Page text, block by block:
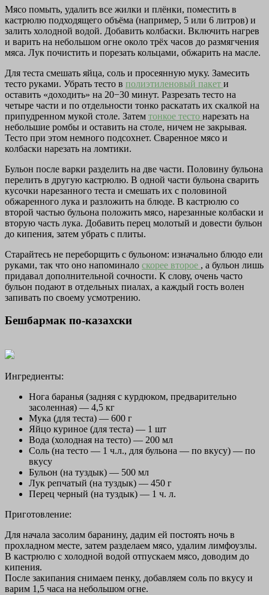
Мясо помыть, удалить все жилки и плёнки, поместить в
кастрюлю подходящего объёма (например, 5 или 6 литров) и
залить холодной водой. Добавить колбаски. Включить нагрев
и варить на небольшом огне около трёх часов до размягчения
мяса. Лук почистить и порезать кольцами, обжарить на масле.
Для теста смешать яйца, соль и просеянную муку. Замесить
тесто руками. Убрать тесто в полиэтиленовый пакет и
оставить «доходить» на 20−30 минут. Разрезать тесто на
четыре части и по отдельности тонко раскатать их скалкой на
припудренном мукой столе. Затем тонкое тесто нарезать на
небольшие ромбы и оставить на столе, ничем не закрывая.
Тесто при этом немного подсохнет. Сваренное мясо и
колбаски нарезать на ломтики.
Бульон после варки разделить на две части. Половину бульона
перелить в другую кастрюлю. В одной части бульона сварить
кусочки нарезанного теста и смешать их с половиной
обжаренного лука и разложить на блюде. В кастрюлю со
второй частью бульона положить мясо, нарезанные колбаски и
вторую часть лука. Добавить перец молотый и довести бульон
до кипения, затем убрать с плиты.
Старайтесь не переборщить с бульоном: изначально блюдо ели
руками, так что оно напоминало скорее второе , а бульон лишь
придавал дополнительной сочности. К слову, очень часто
бульон подают в отдельных пиалах, а каждый гость волен
запивать по своему усмотрению.
Бешбармак по-казахски
Ингредиенты:
Нога баранья (задняя с курдюком, предварительно
засоленная) — 4,5 кг
Мука (для теста) — 600 г
Яйцо куриное (для теста) — 1 шт
Вода (холодная на тесто) — 200 мл
Соль (на тесто — 1 ч.л., для бульона — по вкусу) — по
вкусу
Бульон (на туздык) — 500 мл
Лук репчатый (на туздык) — 450 г
Перец черный (на туздык) — 1 ч. л.
Приготовление:
Для начала засолим баранину, дадим ей постоять ночь в
прохладном месте, затем разделаем мясо, удалим лимфоузлы.
В кастрюлю с холодной водой отпускаем мясо, доводим до
кипения.
После закипания снимаем пенку, добавляем соль по вкусу и
варим 1,5 часа на небольшом огне.